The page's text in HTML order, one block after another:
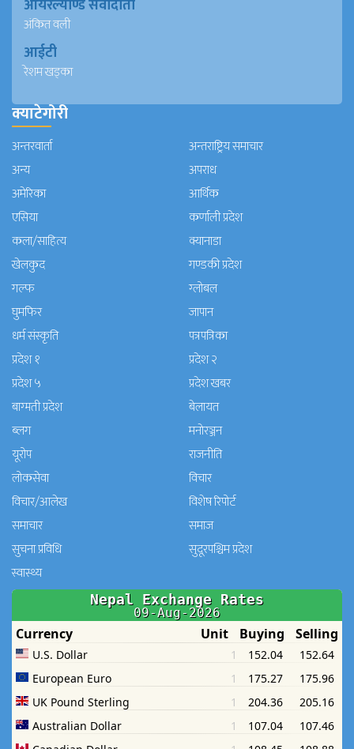
आयरल्याण्ड संवादाता
अंकित वली
आईटी
रेशम खड्का
क्याटेगोरी
अन्तरवार्ता
अन्तराष्ट्रिय समाचार
अन्य
अपराध
अमेरिका
आर्थिक
एसिया
कर्णाली प्रदेश
कला/साहित्य
क्यानाडा
खेलकुद
गण्डकी प्रदेश
गल्फ
ग्लोबल
घुमफिर
जापान
धर्म संस्कृति
पत्रपत्रिका
प्रदेश १
प्रदेश २
प्रदेश ५
प्रदेश खबर
बाग्मती प्रदेश
बेलायत
ब्लग
मनाेरञ्जन
यूरोप
राजनीति
लोकसेवा
विचार
विचार/आलेख
विशेष रिपोर्ट
समाचार
समाज
सुचना प्रविधि
सुदूरपश्चिम प्रदेश
स्वास्थ्य